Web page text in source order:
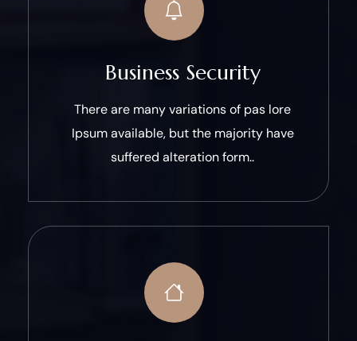
Business Security
There are many variations of pas lore
Ipsum available, but the majority have
suffered alteration form..